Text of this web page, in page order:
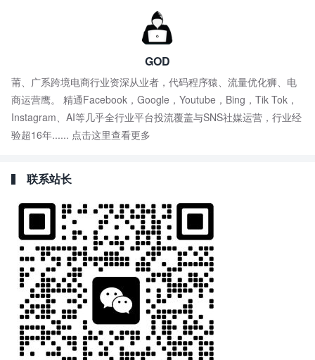
GOD
莆、广系跨境电商行业资深从业者，代码程序猿、流量优化狮、电
商运营鹰。 精通Facebook，Google，Youtube，Bing，Tik Tok，
Instagram、AI等几乎全行业平台投流覆盖与SNS社媒运营，行业经
验超16年...... 点击这里查看更多
联系站长